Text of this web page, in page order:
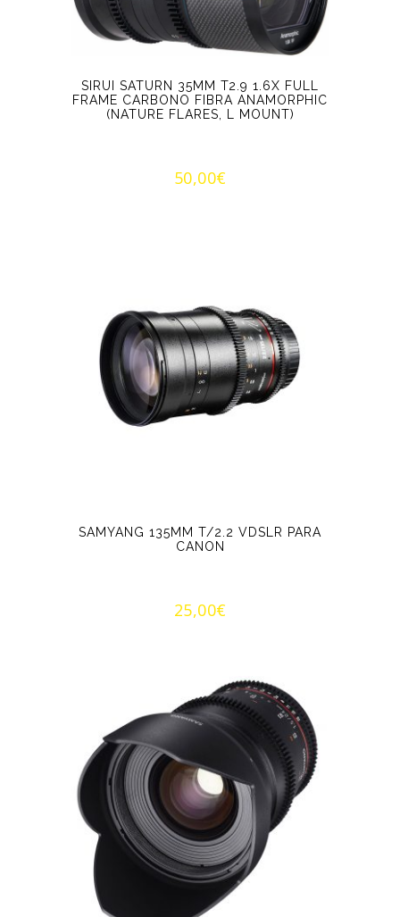
SIRUI SATURN 35MM T2.9 1.6X FULL
FRAME CARBONO FIBRA ANAMORPHIC
(NATURE FLARES, L MOUNT)
50,00€
SAMYANG 135MM T/2.2 VDSLR PARA
CANON
25,00€